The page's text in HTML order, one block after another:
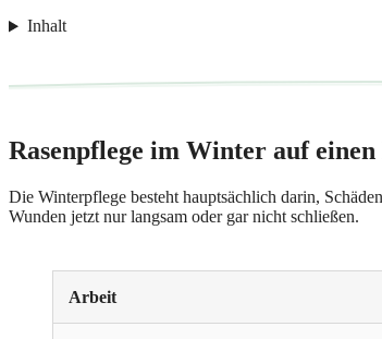
Inhalt
Rasenpflege im Winter auf
Die Winterpflege besteht hauptsächlich darin,
Wunden jetzt nur langsam oder gar nicht schließen.
Arbeit